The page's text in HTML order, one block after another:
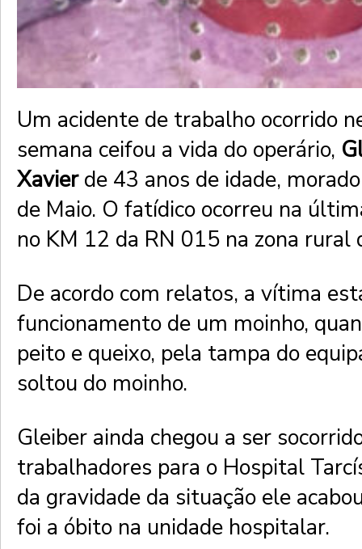
Um acidente de trabalho ocorrido
semana ceifou a vida do operário,
Xavierde 43 anos de idade,
de Maio. O fatídico ocorreu na
no KM 12 da RN 015 na zona rural
De acordo com relatos, a vítima
funcionamento de um moinho,
peito e queixo, pela tampa do
soltou do moinho.
Gleiber ainda chegou a ser
trabalhadores para o Hospital
da gravidade da situação ele
foi a óbito na unidade hospitalar.